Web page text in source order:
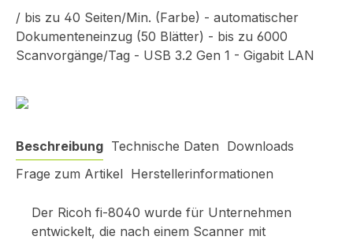
/ bis zu 40 Seiten/Min. (Farbe) - automatischer
Dokumenteneinzug (50 Blätter) - bis zu 6000
Scanvorgänge/Tag - USB 3.2 Gen 1 - Gigabit LAN
Beschreibung Technische Daten Downloads
Frage zum Artikel Herstellerinformationen
Der Ricoh fi-8040 wurde für Unternehmen
entwickelt, die nach einem Scanner mit